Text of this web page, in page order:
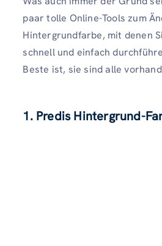
paar tolle Online-Tools zum
Hintergrundfarbe, mit denen
schnell und einfach
Beste ist, sie sind alle
1. Predis Hintergrund-